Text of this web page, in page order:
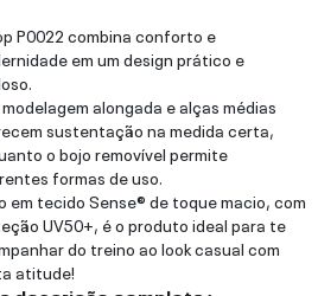
P0022 combina conforto e
em um design prático e
alongada e alças médias
sustentação na medida certa,
o bojo removível permite
formas de uso.
em tecido Sense® de toque macio, com
UV50+, é o produto ideal para te
do treino ao look casual com
atitude!